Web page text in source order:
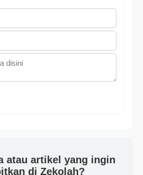
atau artikel yang ingin
di Zekolah?